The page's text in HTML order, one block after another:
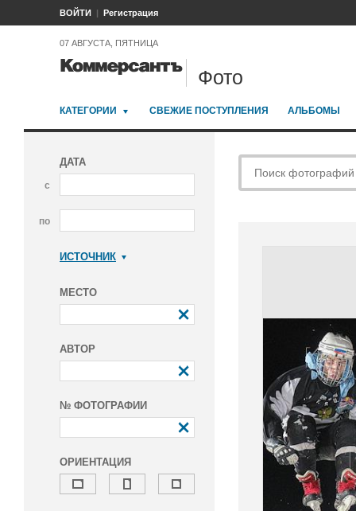
ВОЙТИ Регистрация
07 АВГУСТА, ПЯТНИЦА
Фото
КАТЕГОРИИ СВЕЖИЕ ПОСТУПЛЕНИЯ АЛЬБОМЫ
ДАТА
с
по
ИСТОЧНИК
МЕСТО
АВТОР
№ ФОТОГРАФИИ
ОРИЕНТАЦИЯ